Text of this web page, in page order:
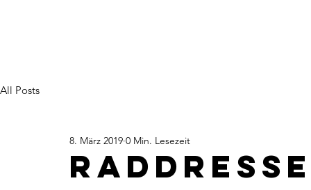
All Posts
8. März 2019 0 Min. Lesezeit